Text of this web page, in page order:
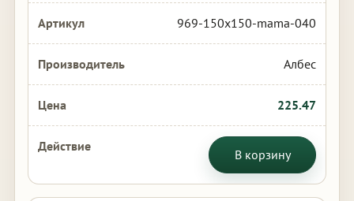
969-150x150-mama-040
Албес
225.47
В корзину